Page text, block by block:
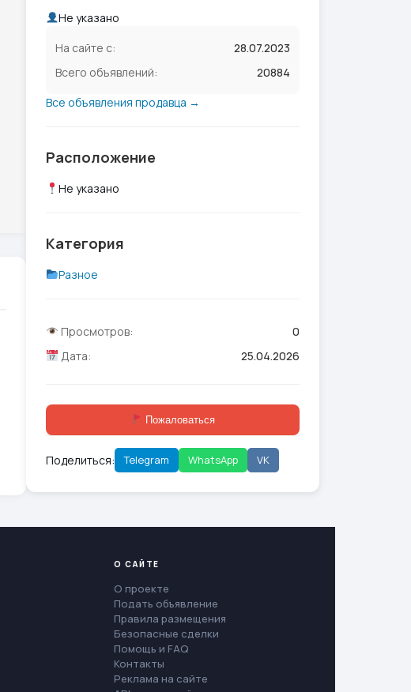
Не указано
На сайте с:
28.07.2023
Всего объявлений:
20884
Все объявления продавца →
Расположение
Не указано
Категория
Разное
Просмотров:
0
Дата:
25.04.2026
Пожаловаться
Поделиться: Telegram WhatsApp VK
О САЙТЕ
О проекте
Подать объявление
Правила размещения
Безопасные сделки
Помощь и FAQ
Контакты
Реклама на сайте